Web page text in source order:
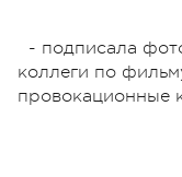
- подписала
коллеги по
провокационные